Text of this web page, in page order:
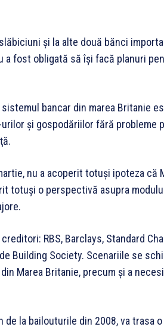
şi la alte două bănci
a fost obligată să îşi facă planuri
bancar din marea Britanie
şi gospodăriilor fără probleme
nu a acoperit totuşi ipoteza că
totuşi o perspectivă asupra
RBS, Barclays, Standard
Building Society. Scenariile se
Marea Britanie, precum şi a
la bailouturile din 2008, va trasa